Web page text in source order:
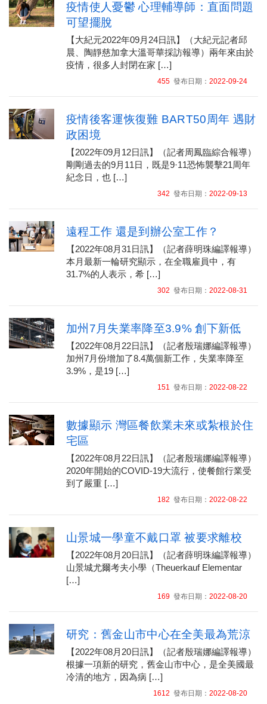
疫情使人憂鬱 心理輔導師：直面問題
可望擺脫
【大紀元2022年09月24日訊】（大紀元記者邱
晨、陶靜慈加拿大溫哥華採訪報導）兩年來由於
疫情，很多人封閉在家 […]
455發布日期： 2022-09-24
疫情後客運恢復難 BART50周年 遇財
政困境
【2022年09月12日訊】（記者周鳳臨綜合報導）
剛剛過去的9月11日，既是9·11恐怖襲擊21周年
紀念日，也 […]
342 發布日期： 2022-09-13
遠程工作 還是到辦公室工作？
【2022年08月31日訊】（記者薛明珠編譯報導）
本月最新一輪研究顯示，在全職雇員中，有
31.7%的人表示，希 […]
302 發布日期： 2022-08-31
加州7月失業率降至3.9% 創下新低
【2022年08月22日訊】（記者殷瑞娜編譯報導）
加州7月份增加了8.4萬個新工作，失業率降至
3.9%，是19 […]
151 發布日期： 2022-08-22
數據顯示 灣區餐飲業未來或紮根於住
宅區
【2022年08月22日訊】（記者殷瑞娜編譯報導）
2020年開始的COVID-19大流行，使餐館行業受
到了嚴重 […]
182 發布日期： 2022-08-22
山景城一學童不戴口罩 被要求離校
【2022年08月20日訊】（記者薛明珠編譯報導）
山景城尤爾考夫小學（Theuerkauf Elementar
[…]
169發布日期： 2022-08-20
研究：舊金山市中心在全美最為荒涼
【2022年08月20日訊】（記者殷瑞娜編譯報導）
根據一項新的研究，舊金山市中心，是全美國最
冷清的地方，因為病 […]
1612 發布日期： 2022-08-20